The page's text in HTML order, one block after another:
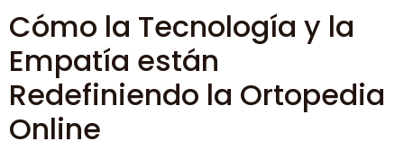
accesibilidad.
Cómo la Tecnología y la
Empatía están
Redefiniendo la Ortopedia
Online